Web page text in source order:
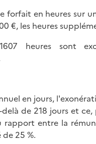
forfait en heures sur
€, les heures
heures sont
en jours,
de 218 jours et
entre la
25 %.